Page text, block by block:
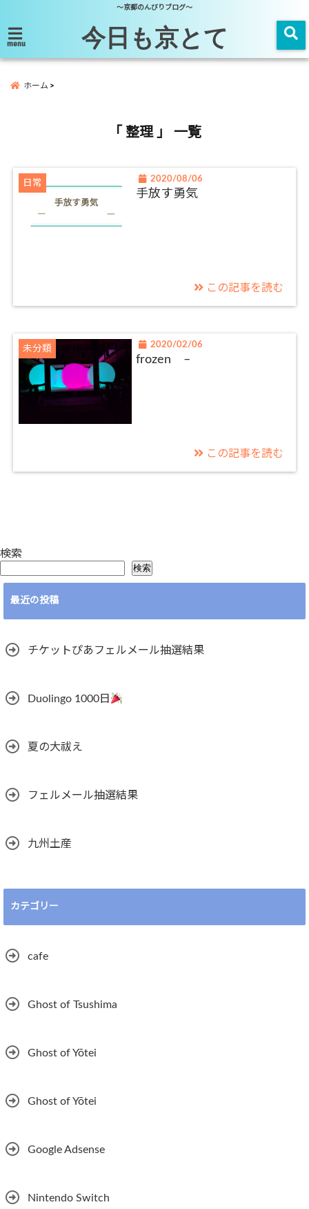
～京都のんびりブログ～
menu 今日も京とて
ホーム
「 整理 」 一覧
日常 2020/08/06
手放す勇気
この記事を読む
未分類 2020/02/06
frozen –
この記事を読む
検索
検索
最近の投稿
チケットぴあフェルメール抽選結果
Duolingo 1000日
夏の大祓え
フェルメール抽選結果
九州土産
カテゴリー
cafe
Ghost of Tsushima
Ghost of Yōtei
Ghost of Yōtei
Google Adsense
Nintendo Switch